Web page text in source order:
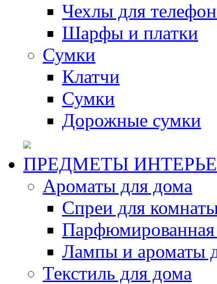
Чехлы для
Шарфы и платки
Сумки
Клатчи
Сумки
Дорожные сумки
ПРЕДМЕТЫ
Ароматы для дома
Спреи для
Парфюмированная
Лампы и ароматы
Текстиль для дома